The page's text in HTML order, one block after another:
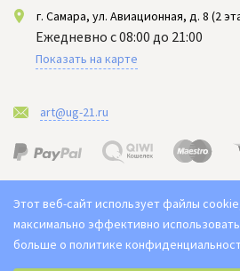
г. Самара, ул. Авиационная, д. 8 (2
Ежедневно с 08:00 до 21:00
Показать на карте
art@ug-21.ru
2021-2026 © "Юг арт" Доставка цветов
Этот веб-сайт использует файлы
максимально эффективно
больше о политике
Выберите настройки cookie